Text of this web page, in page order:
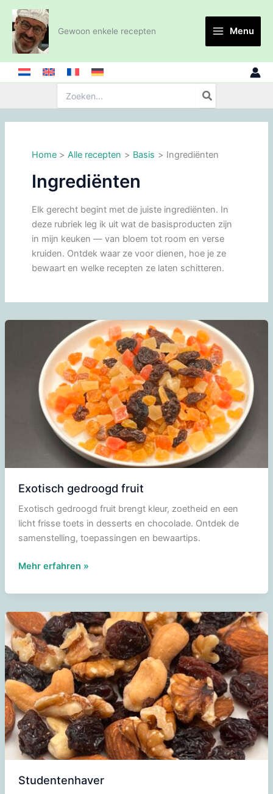
naar
inhoud
Gewoon enkele recepten Menu
Home Alle recepten Basis Ingrediënten
Ingrediënten
Elk gerecht begint met de juiste ingrediënten. In
deze rubriek leg ik uit wat de basisproducten zijn
in mijn keuken — van bloem tot room en verse
kruiden. Ontdek waar ze voor dienen, hoe je ze
bewaart en welke recepten ze laten schitteren.
Exotisch gedroogd fruit
Exotisch gedroogd fruit brengt kleur, zoetheid en een
licht frisse toets in desserts en chocolade. Ontdek de
samenstelling, toepassingen en bewaartips.
Exotisch
fruit
Mehr erfahren »
Studentenhaver